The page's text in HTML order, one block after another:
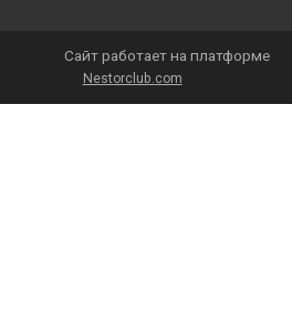
Сайт работает на платформе
Nestorclub.com